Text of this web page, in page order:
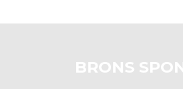
BRONS